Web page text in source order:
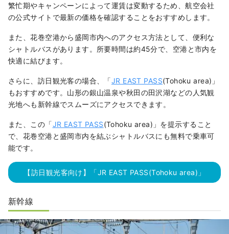
繁忙期やキャンペーンによって運賃は変動するため、航空会社
の公式サイトで最新の価格を確認することをおすすめします。
また、花巻空港から盛岡市内へのアクセス方法として、便利な
シャトルバスがあります。所要時間は約45分で、空港と市内を
快適に結びます。
さらに、訪日観光客の場合、「JR EAST PASS(Tohoku area)」
もおすすめです。山形の銀山温泉や秋田の田沢湖などの人気観
光地へも新幹線でスムーズにアクセスできます。
また、この「JR EAST PASS(Tohoku area)」を提示すること
で、花巻空港と盛岡市内を結ぶシャトルバスにも無料で乗車可
能です。
【訪日観光客向け】「JR EAST PASS(Tohoku area)」
新幹線